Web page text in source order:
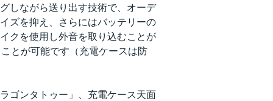
しながら送り出す技術で、オーデ
ズを抑え、さらにはバッテリーの
クを使用し外音を取り込むことが
とが可能です（充電ケースは防
ゴンタトゥー」、充電ケース天面